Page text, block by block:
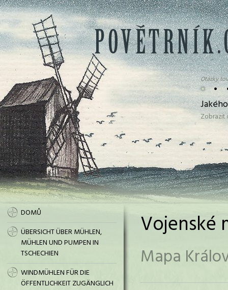
• •
Otázky
DOMŮ
ÜBERSICHT ÜBER MÜHLEN,
MÜHLEN UND PUMPEN IN
TSCHECHIEN
WINDMÜHLEN FÜR DIE
ÖFFENTLICHKEIT ZUGÄNGLICH
Vojenské
Mapa